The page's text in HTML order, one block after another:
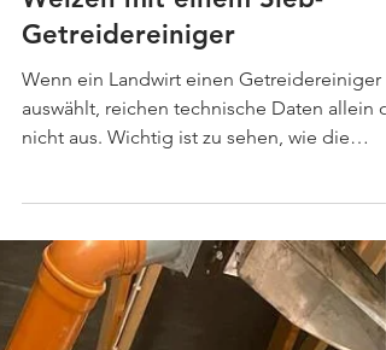
zeigt die Reinigung von
Getreidereiniger
Wenn ein Landwirt einen Getreidereiniger
nicht aus. Wichtig ist zu sehen, wie die
einem Werbevideo arbeitet, sondern in
einem echten landwirtschaftlichen Betrieb
mit echtem Getreide, realer Beschickung
und einem tatsächlichen